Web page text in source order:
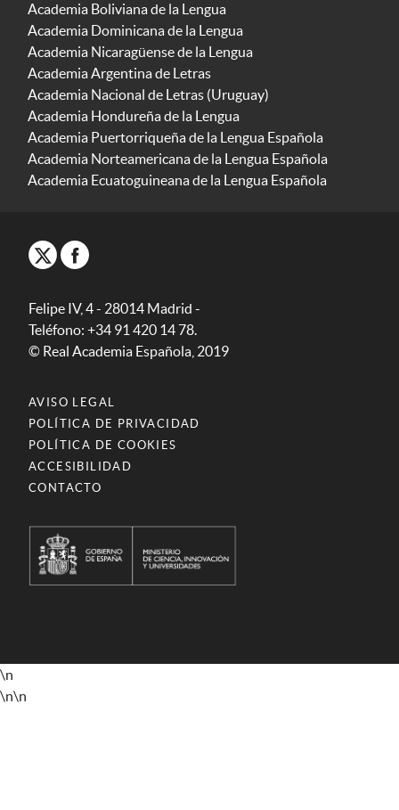
Academia Boliviana de la Lengua
Academia Dominicana de la Lengua
Academia Nicaragüense de la Lengua
Academia Argentina de Letras
Academia Nacional de Letras (Uruguay)
Academia Hondureña de la Lengua
Academia Puertorriqueña de la Lengua Española
Academia Norteamericana de la Lengua Española
Academia Ecuatoguineana de la Lengua Española
Felipe IV, 4 - 28014 Madrid -
Teléfono: +34 91 420 14 78.
© Real Academia Española, 2019
AVISO LEGAL
POLÍTICA DE PRIVACIDAD
POLÍTICA DE COOKIES
ACCESIBILIDAD
CONTACTO
\n
\n\n